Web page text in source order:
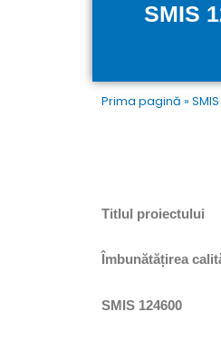
SMIS
Prima pagină »
Titlul proiectului
Îmbunătățirea
SMIS 124600